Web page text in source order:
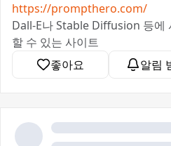
https://prompthero.com/
Dall-E나 Stable Diffusion 등에
할 수 있는 사이트
좋아요
알림